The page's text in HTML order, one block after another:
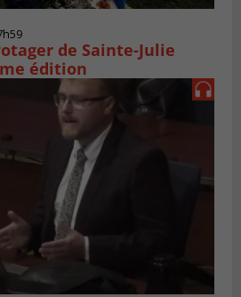
de Sainte-Julie
édition